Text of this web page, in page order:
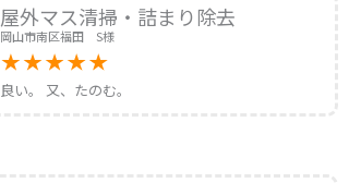
屋外マス清掃・詰まり除去
岡山市南区福田 S様
良い。 又、たのむ。